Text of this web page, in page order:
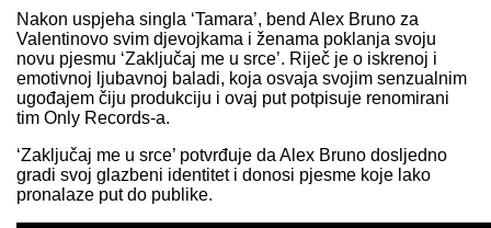
Nakon uspjeha singla ‘Tamara’, bend Alex Bruno za
Valentinovo svim djevojkama i ženama poklanja svoju
novu pjesmu ‘Zaključaj me u srce’. Riječ je o iskrenoj i
emotivnoj ljubavnoj baladi, koja osvaja svojim senzualnim
ugođajem čiju produkciju i ovaj put potpisuje renomirani
tim Only Records-a.
‘Zaključaj me u srce’ potvrđuje da Alex Bruno dosljedno
gradi svoj glazbeni identitet i donosi pjesme koje lako
pronalaze put do publike.